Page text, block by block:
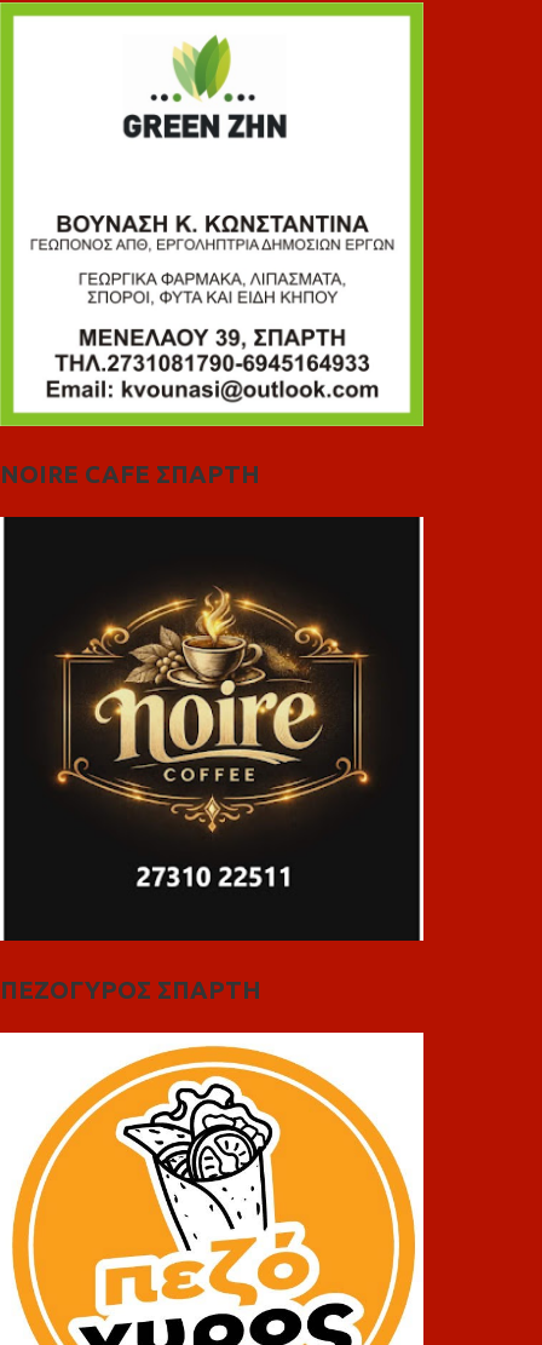
NOIRE CAFE ΣΠΑΡΤΗ
ΠΕΖΟΓΥΡΟΣ ΣΠΑΡΤΗ